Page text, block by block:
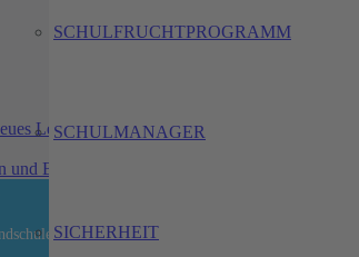
SCHULFRUCHTPROGRAMM
SCHULMANAGER
SICHERHEIT
Leseregal
BJS
die wir Ihnen auf unserer Homepage nicht